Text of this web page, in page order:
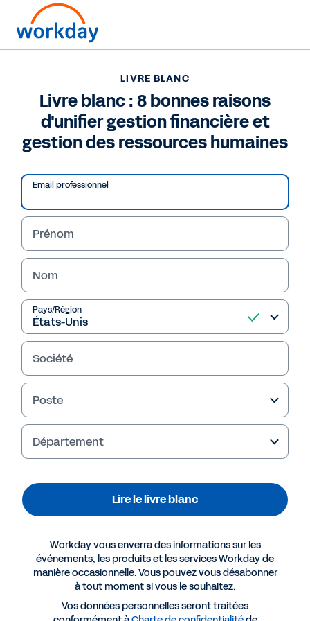
Livre blanc : 8 bonnes
raisons d'unifier gestion
financière et gestion
des ressources
humaines
Lire le livre blanc
Ressources suggérées
LIVRE BLANC
Livre blanc : 8 bonnes raisons d'unifier gestion
financière et gestion des ressources humaines
LIVRE BLANC
Livre blanc : 8 bonnes raisons
d'unifier gestion financière et
gestion des ressources humaines
Email professionnel
Prénom
Nom
Pays/Région
Société
Poste
Département
Lire le livre blanc
Workday vous enverra des informations sur les
événements, les produits et les services Workday de
manière occasionnelle. Vous pouvez vous désabonner
à tout moment si vous le souhaitez.
Vos données personnelles seront traitées